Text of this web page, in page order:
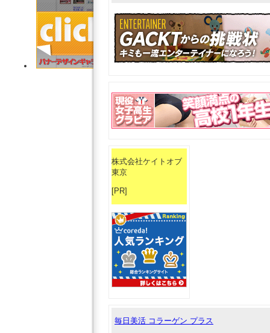
株式会社ケイトオブ
東京
[PR]
毎日美活 コラーゲン プラス